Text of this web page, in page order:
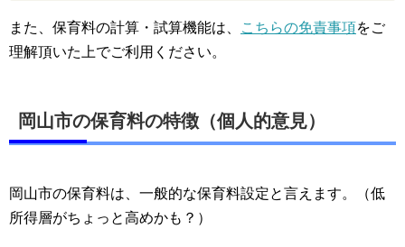
また、保育料の計算・試算機能は、 こちらの免責事項をご
理解頂いた上でご利用ください。
岡山市の保育料の特徴（個人的意見）
岡山市の保育料は、一般的な保育料設定と言えます。（低
所得層がちょっと高めかも？）